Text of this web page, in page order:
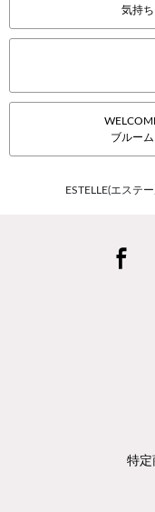
気持
ブルー
ESTELLE(エステ
特定